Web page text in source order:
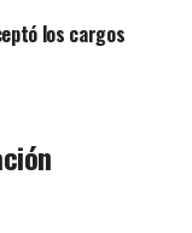
los cargos